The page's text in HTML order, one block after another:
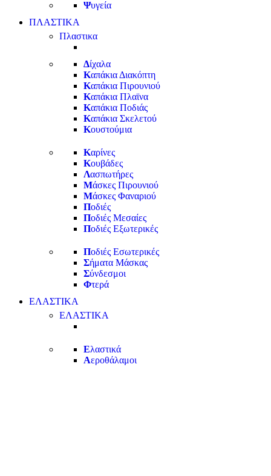
Ψυγεία
ΠΛΑΣΤΙΚΑ
Πλαστικα
Δίχαλα
Καπάκια Διακόπτη
Καπάκια Πιρουνιού
Καπάκια Πλαϊνα
Καπάκια Ποδιάς
Καπάκια Σκελετού
Κουστούμια
Καρίνες
Κουβάδες
Λασπωτήρες
Μάσκες Πιρουνιού
Μάσκες Φαναριού
Ποδιές
Ποδιές Μεσαίες
Ποδιές Εξωτερικές
Ποδιές Εσωτερικές
Σήματα Μάσκας
Σύνδεσμοι
Φτερά
ΕΛΑΣΤΙΚΑ
ΕΛΑΣΤΙΚΑ
Ελαστικά
Αεροθάλαμοι